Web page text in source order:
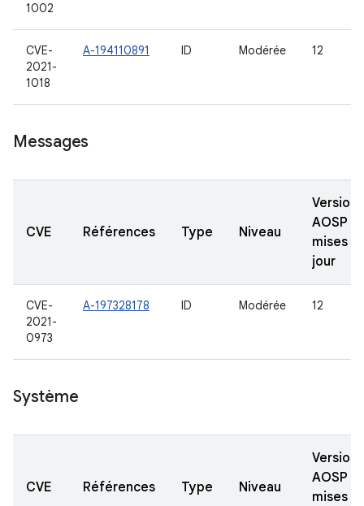
1002
CVE-
2021-
1018
A-194110891 ID Modérée 12
Messages
CVE Références Type Niveau
Versions
AOSP
mises à
jour
CVE-
2021-
0973
A-197328178 ID Modérée 12
Système
CVE Références Type Niveau
Versions
AOSP
mises à